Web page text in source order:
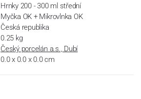
Hrnky 200 - 300 ml střední
Myčka OK + Mikrovlnka OK
Česká republika
0.25 kg
Český porcelán a.s., Dubí
0.0 x 0.0 x 0.0 cm